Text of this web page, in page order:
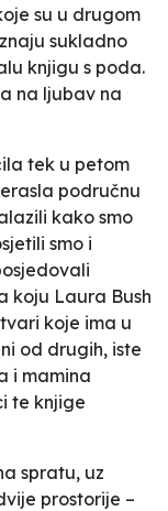
su u drugom
sukladno
knjigu s poda.
na ljubav na
tek u petom
područnu
kako smo
smo i
koju Laura Bush
koje ima u
od drugih, iste
i mamina
te knjige
spratu, uz
prostorije –